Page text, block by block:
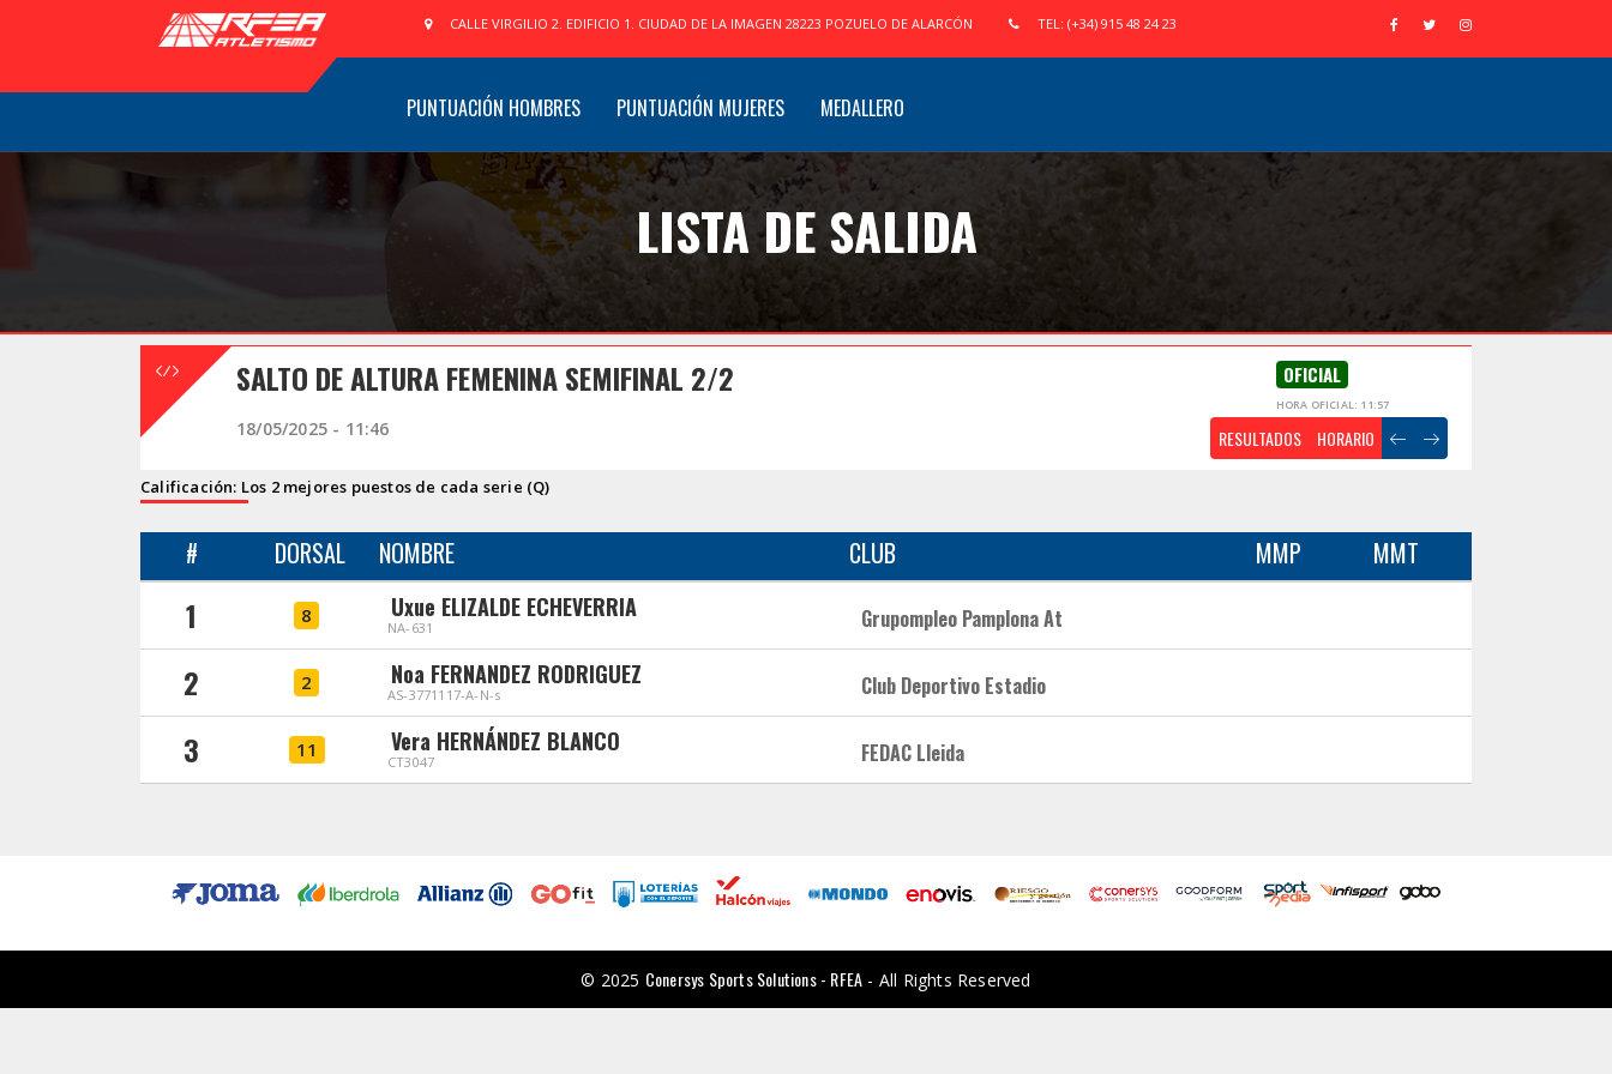
CALLE VIRGILIO 2. EDIFICIO 1. CIUDAD DE LA IMAGEN 28223 POZUELO DE ALARCÓN TEL: (+34) 915 48 24 23
PUNTUACIÓN HOMBRES PUNTUACIÓN MUJERES MEDALLERO
LISTA DE SALIDA
SALTO DE ALTURA FEMENINA SEMIFINAL 2/2 OFICIAL
HORA OFICIAL: 11:57
18/05/2025 - 11:46 RESULTADOS HORARIO
Calificación: Los 2 mejores puestos de cada serie (Q)
# DORSAL NOMBRE CLUB MMP MMT
1 8 Uxue ELIZALDE ECHEVERRIA
NA-631 Grupompleo Pamplona At
2 2 Noa FERNANDEZ RODRIGUEZ
AS-3771117-A-N-s Club Deportivo Estadio
3 11 Vera HERNÁNDEZ BLANCO
CT3047 FEDAC Lleida
© 2025 Conersys Sports Solutions - RFEA - All Rights Reserved